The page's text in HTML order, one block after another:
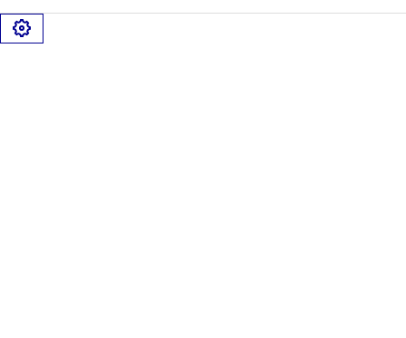
Gérer les cookies